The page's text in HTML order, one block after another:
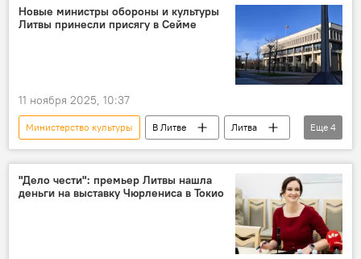
российские СМИ
Ограничение работы СМИ
Общество
Политика
Новые министры обороны и культуры
Литвы принесли присягу в Сейме
11 ноября 2025, 10:37
Министерство культуры В Литве
Литва
Формирование правительства Ругинене
Сейм Литвы
Политика
Минобороны Литвы
Еще 4
"Дело чести": премьер Литвы нашла
деньги на выставку Чюрлениса в Токио